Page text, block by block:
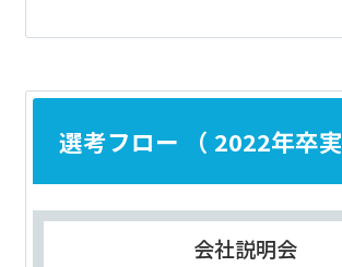
選考フロー （ 2022年卒実
会社説明会